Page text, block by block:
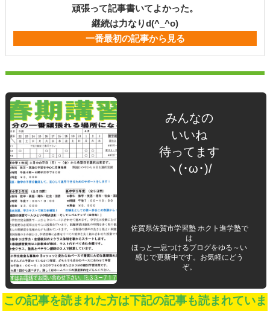
頑張って記事書いてよかった。
継続は力なりd(^_^o)
一番最初の記事から見る
みんなの
いいね
待ってます
ヽ(･ω･)/
佐賀県佐賀市学習塾 ホクト進学塾で
は
ほっと一息つけるブログをゆる～い
感じで更新中です。お気軽にどう
ぞ。
この記事を読まれた方は下記の記事も読まれていま